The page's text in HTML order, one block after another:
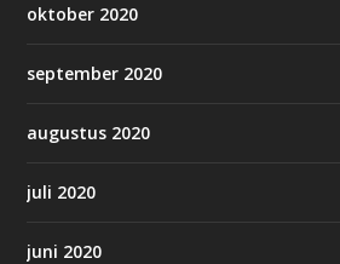
oktober 2020
september 2020
augustus 2020
juli 2020
juni 2020